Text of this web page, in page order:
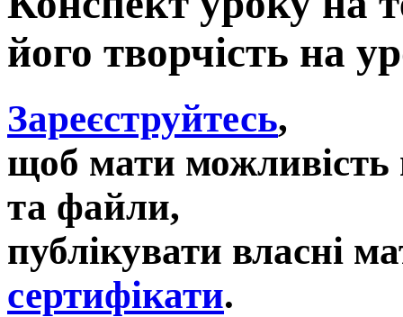
його творчість на
Зареєструйтесь,
щоб мати можливість
та файли,
публікувати власні
сертифікати.